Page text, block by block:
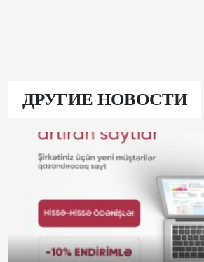
ДРУГИЕ НОВОСТИ